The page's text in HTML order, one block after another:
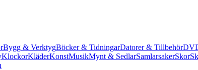
Bygg & VerktygBöcker & TidningarDatorer & Tillbehör
KlockorKläderKonstMusikMynt & SedlarSamlarsakerSkor